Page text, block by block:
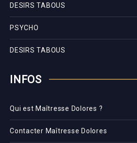
DESIRS TABOUS
PSYCHO
DESIRS TABOUS
INFOS
Qui est Maîtresse Dolores ?
Contacter Maîtresse Dolores